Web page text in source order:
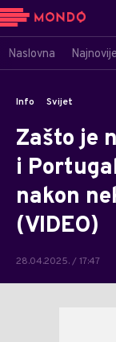
Naslovna Najnovije
Info Svijet
Zašto je
i
nakon
(VIDEO)
28.04.2025. / 17:47